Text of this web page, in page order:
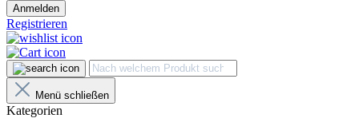
Anmelden
Registrieren
Menü schließen
Kategorien